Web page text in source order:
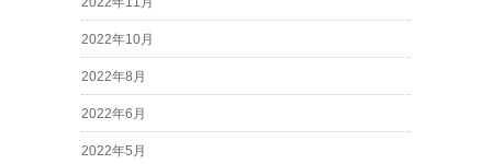
2022年10月
2022年8月
2022年6月
2022年5月